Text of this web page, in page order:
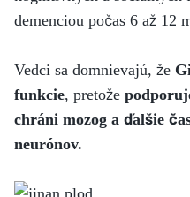
demenciou počas 6 až 12
Vedci sa domnievajú, že
funkcie, pretože
chráni mozog a ďalšie
neurónov.